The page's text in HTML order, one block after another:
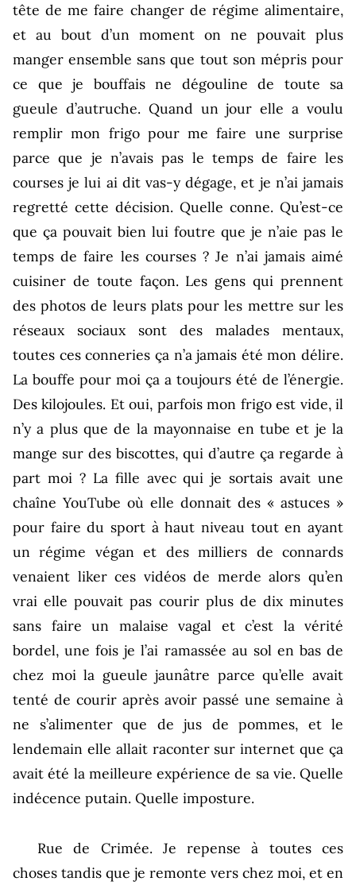
tête de me faire changer de régime alimentaire,
et au bout d’un moment on ne pouvait plus
manger ensemble sans que tout son mépris pour
ce que je bouffais ne dégouline de toute sa
gueule d’autruche. Quand un jour elle a voulu
remplir mon frigo pour me faire une surprise
parce que je n’avais pas le temps de faire les
courses je lui ai dit vas-y dégage, et je n’ai jamais
regretté cette décision. Quelle conne. Qu’est-ce
que ça pouvait bien lui foutre que je n’aie pas le
temps de faire les courses ? Je n’ai jamais aimé
cuisiner de toute façon. Les gens qui prennent
des photos de leurs plats pour les mettre sur les
réseaux sociaux sont des malades mentaux,
toutes ces conneries ça n’a jamais été mon délire.
La bouffe pour moi ça a toujours été de l’énergie.
Des kilojoules. Et oui, parfois mon frigo est vide, il
n’y a plus que de la mayonnaise en tube et je la
mange sur des biscottes, qui d’autre ça regarde à
part moi ? La fille avec qui je sortais avait une
chaîne YouTube où elle donnait des « astuces »
pour faire du sport à haut niveau tout en ayant
un régime végan et des milliers de connards
venaient liker ces vidéos de merde alors qu’en
vrai elle pouvait pas courir plus de dix minutes
sans faire un malaise vagal et c’est la vérité
bordel, une fois je l’ai ramassée au sol en bas de
chez moi la gueule jaunâtre parce qu’elle avait
tenté de courir après avoir passé une semaine à
ne s’alimenter que de jus de pommes, et le
lendemain elle allait raconter sur internet que ça
avait été la meilleure expérience de sa vie. Quelle
indécence putain. Quelle imposture.
Rue de Crimée. Je repense à toutes ces
choses tandis que je remonte vers chez moi, et en